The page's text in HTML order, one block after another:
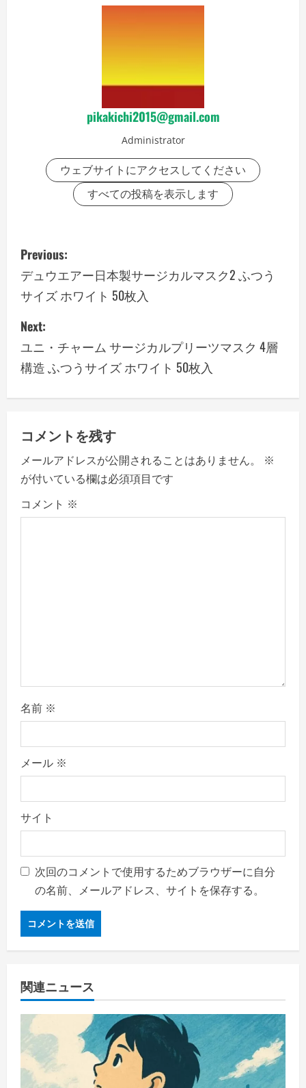
pikakichi2015@gmail.com
Administrator
ウェブサイトにアクセスしてください
すべての投稿を表示します
P
o
s
t
n
a
i
g
a
Previous:
デュウエアー日本製サージカルマスク2 ふつう
サイズ ホワイト 50枚入
Next:
ユニ・チャーム サージカルプリーツマスク 4層
構造 ふつうサイズ ホワイト 50枚入
コメントを残す
メールアドレスが公開されることはありません。
※
が付いている欄は必須項目です
コメント ※
名前 ※
メール ※
サイト
次回のコメントで使用するためブラウザーに自分
の名前、メールアドレス、サイトを保存する。
関連ニュース